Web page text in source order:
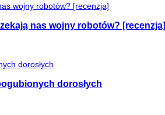
nas wojny robotów? [recenzja]
dorosłych